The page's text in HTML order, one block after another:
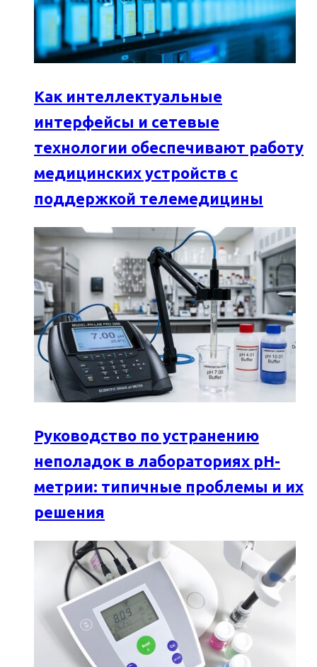
Как интеллектуальные
интерфейсы и сетевые
технологии обеспечивают работу
медицинских устройств с
поддержкой телемедицины
Руководство по устранению
неполадок в лабораториях pH-
метрии: типичные проблемы и их
решения